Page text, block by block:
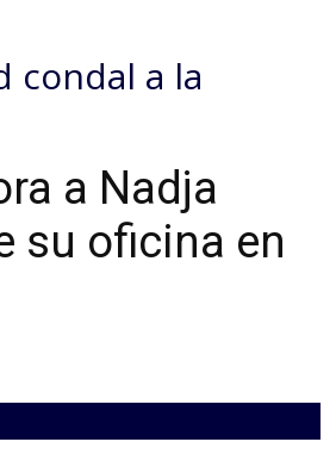
condal a la
a Nadja
su oficina en